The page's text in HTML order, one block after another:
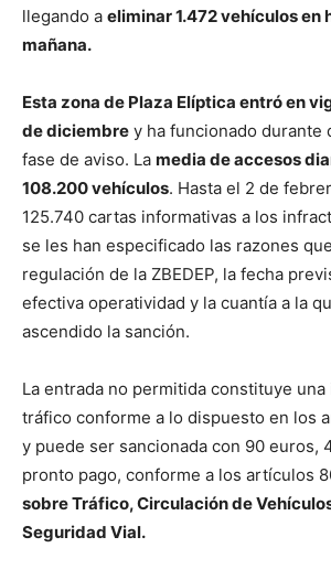
llegando a eliminar 1.472 vehículos en
mañana.
Esta zona de Plaza Elíptica entró en
de diciembre y ha funcionado durante
fase de aviso. La media de accesos
108.200 vehículos. Hasta el 2 de
125.740 cartas informativas a los
se les han especificado las razones
regulación de la ZBEDEP, la fecha
efectiva operatividad y la cuantía a la
ascendido la sanción.
La entrada no permitida constituye
tráfico conforme a lo dispuesto en los
y puede ser sancionada con 90 euros,
pronto pago, conforme a los artículos
sobre Tráfico, Circulación de
Seguridad Vial.